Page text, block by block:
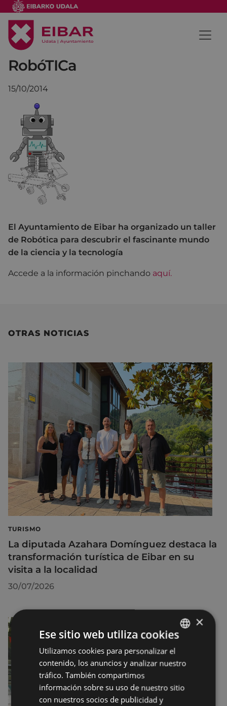
RobóTICa
15/10/2014
El Ayuntamiento de Eibar ha organizado un taller
de Robótica para descubrir el fascinante mundo
de la ciencia y la tecnología
Accede a la información pinchando aquí.
OTRAS NOTICIAS
TURISMO
La diputada Azahara Domínguez destaca la
transformación turística de Eibar en su
visita a la localidad
30/07/2026
BASQUE
SPANISH
×
Ese sitio web utiliza cookies
Utilizamos cookies para personalizar el
contenido, los anuncios y analizar nuestro
tráfico. También compartimos
información sobre su uso de nuestro sitio
con nuestros socios de publicidad y